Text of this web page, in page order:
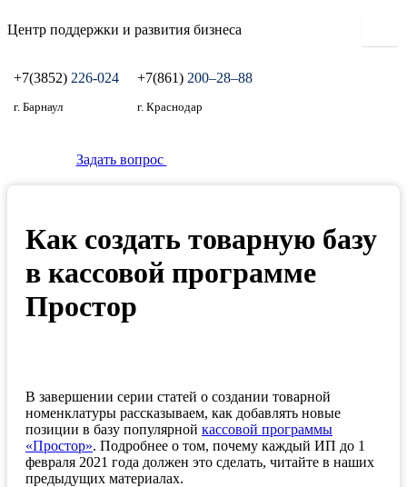
Центр поддержки и развития бизнеса
+7(3852) 226-024
г. Барнаул
+7(861) 200‒28‒88
г. Краснодар
Задать вопрос
Как создать товарную базу
в кассовой программе
Простор
В завершении серии статей о создании товарной
номенклатуры рассказываем, как добавлять новые
позиции в базу популярной кассовой программы
«Простор». Подробнее о том, почему каждый ИП до 1
февраля 2021 года должен это сделать, читайте в наших
предыдущих материалах.